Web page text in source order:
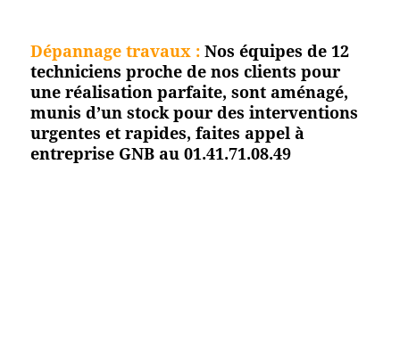
Dépannage travaux : Nos équipes de 12
techniciens proche de nos clients pour
une réalisation parfaite, sont aménagé,
munis d’un stock pour des interventions
urgentes et rapides, faites appel à
entreprise GNB au 01.41.71.08.49